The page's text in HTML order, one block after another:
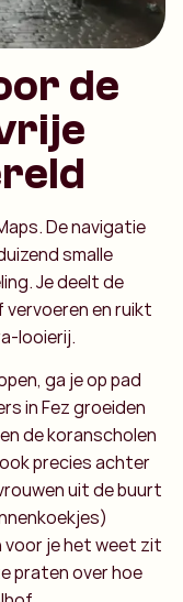
de
De navigatie
smalle
Je deelt de
en ruikt
looierij.
ga je op pad
in Fez groeiden
de koranscholen
precies achter
uit de buurt
voor je het weet zit
praten over hoe